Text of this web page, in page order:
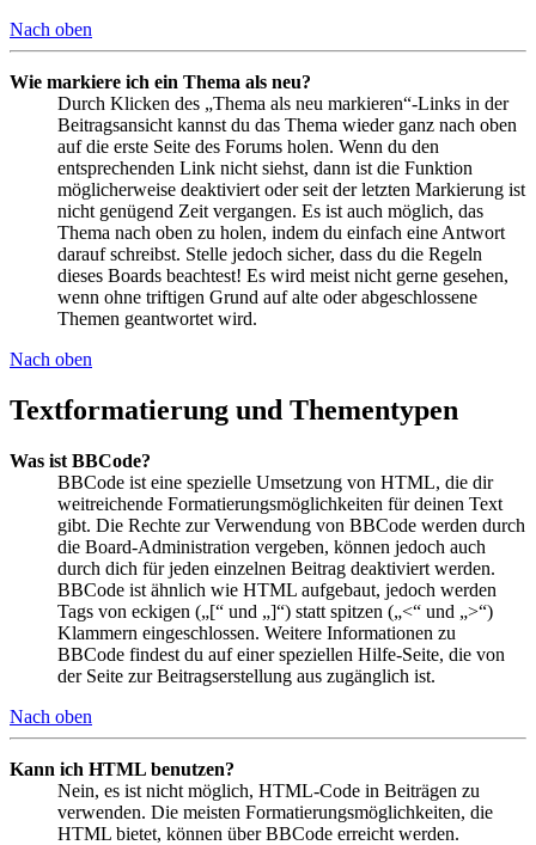
Nach oben
Wie markiere ich ein Thema als neu?
Durch Klicken des „Thema als neu markieren“-Links in der
Beitragsansicht kannst du das Thema wieder ganz nach oben
auf die erste Seite des Forums holen. Wenn du den
entsprechenden Link nicht siehst, dann ist die Funktion
möglicherweise deaktiviert oder seit der letzten Markierung ist
nicht genügend Zeit vergangen. Es ist auch möglich, das
Thema nach oben zu holen, indem du einfach eine Antwort
darauf schreibst. Stelle jedoch sicher, dass du die Regeln
dieses Boards beachtest! Es wird meist nicht gerne gesehen,
wenn ohne triftigen Grund auf alte oder abgeschlossene
Themen geantwortet wird.
Nach oben
Textformatierung und Thementypen
Was ist BBCode?
BBCode ist eine spezielle Umsetzung von HTML, die dir
weitreichende Formatierungsmöglichkeiten für deinen Text
gibt. Die Rechte zur Verwendung von BBCode werden durch
die Board-Administration vergeben, können jedoch auch
durch dich für jeden einzelnen Beitrag deaktiviert werden.
BBCode ist ähnlich wie HTML aufgebaut, jedoch werden
Tags von eckigen („[“ und „]“) statt spitzen („<“ und „>“)
Klammern eingeschlossen. Weitere Informationen zu
BBCode findest du auf einer speziellen Hilfe-Seite, die von
der Seite zur Beitragserstellung aus zugänglich ist.
Nach oben
Kann ich HTML benutzen?
Nein, es ist nicht möglich, HTML-Code in Beiträgen zu
verwenden. Die meisten Formatierungsmöglichkeiten, die
HTML bietet, können über BBCode erreicht werden.